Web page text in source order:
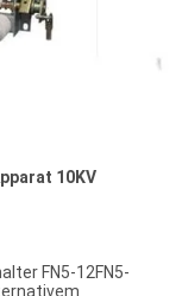
10KV
FN5-12FN5-